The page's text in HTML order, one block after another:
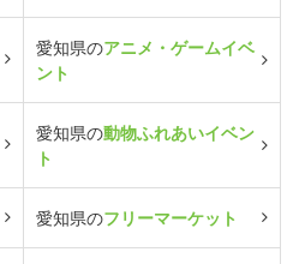
愛知県のアニメ・ゲームイベ
ント
愛知県の動物ふれあいイベン
ト
愛知県のフリーマーケット